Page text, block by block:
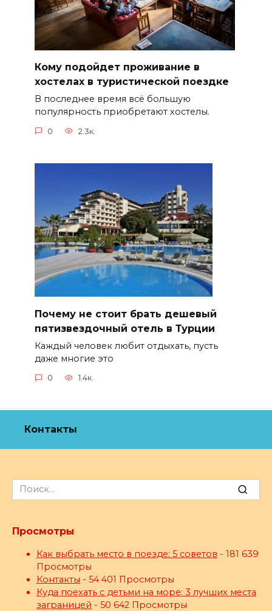
Кому подойдет проживание в
хостелах в туристической поездке
В последнее время всё большую
популярность приобретают хостелы.
0 2.3к.
Почему не стоит брать дешевый
пятизвездочный отель в Турции
Каждый человек любит отдыхать, пусть
даже многие это
0 1.4к.
Контакты
Search
for:
Просмотры
Как выбрать место в поезде: 5 советов - 181 639
Просмотры
Контакты - 54 401 Просмотры
Куда поехать с детьми на море: 3 лучших места
заграницей - 50 642 Просмотры